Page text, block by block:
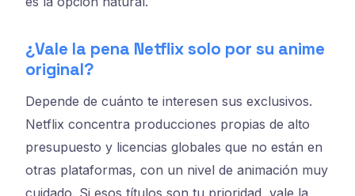
¿Vale la pena Netflix solo por su anime
original?
Depende de cuánto te interesen sus exclusivos.
Netflix concentra producciones propias de alto
presupuesto y licencias globales que no están en
otras plataformas, con un nivel de animación muy